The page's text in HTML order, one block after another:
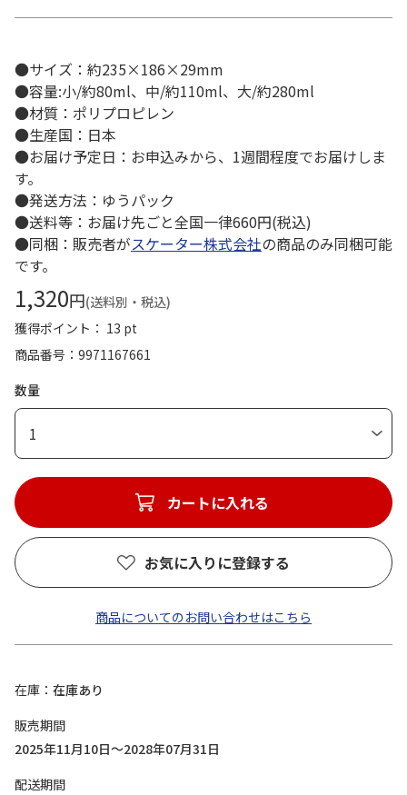
●サイズ：約235×186×29mm
●容量:小/約80ml、中/約110ml、大/約280ml
●材質：ポリプロピレン
●生産国：日本
●お届け予定日：お申込みから、1週間程度でお届けしま
す。
●発送方法：ゆうパック
●送料等：お届け先ごと全国一律660円(税込)
●同梱：販売者がスケーター株式会社の商品のみ同梱可能
です。
1,320円(送料別・税込)
獲得ポイント： 13 pt
商品番号
9971167661
数量
1
カートに入れる
お気に入りに登録する
商品についてのお問い合わせはこちら
在庫
在庫あり
販売期間
2025年11月10日～2028年07月31日
配送期間